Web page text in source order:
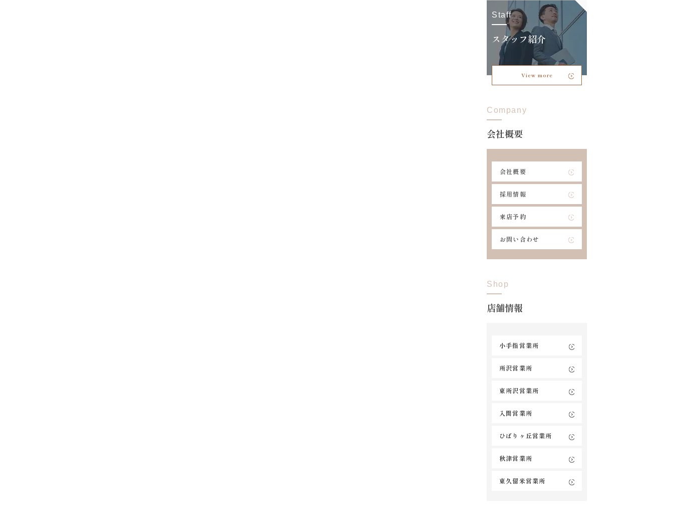
Staff
スタッフ紹介
View more
Company
会社概要
会社概要
採用情報
来店予約
お問い合わせ
Shop
店舗情報
小手指営業所
所沢営業所
東所沢営業所
入間営業所
ひばりヶ丘営業所
秋津営業所
東久留米営業所